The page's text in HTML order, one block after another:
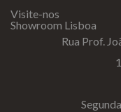
Visite-nos
Showroom Lisboa
Rua Prof.